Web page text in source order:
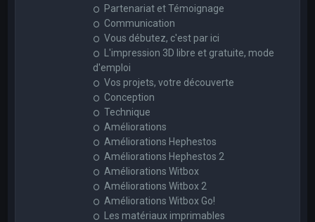
Partenariat et Témoignage
Communication
Vous débutez, c'est par ici
L'impression 3D libre et gratuite, mode
d'emploi
Vos projets, votre découverte
Conception
Technique
Améliorations
Améliorations Hephestos
Améliorations Hephestos 2
Améliorations Witbox
Améliorations Witbox 2
Améliorations Witbox Go!
Les matériaux imprimables